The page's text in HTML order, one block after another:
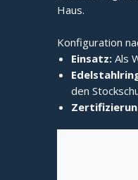
Haus.
Konfiguration
Einsatz: Als
den